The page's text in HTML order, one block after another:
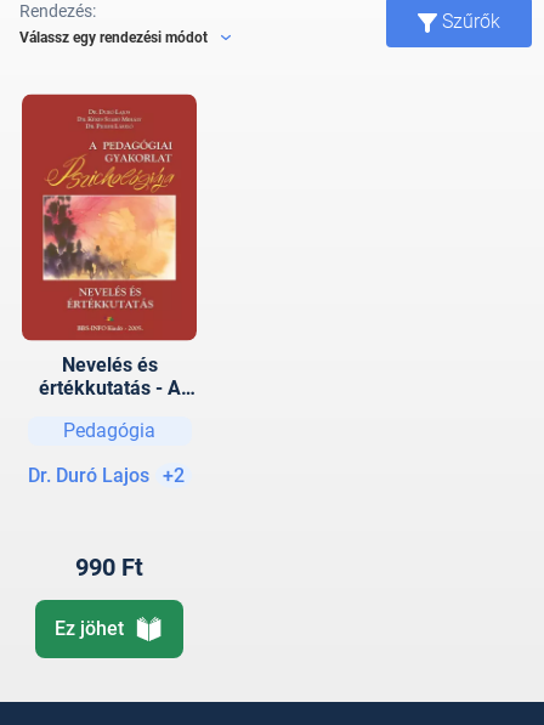
Rendezés:
Válassz egy rendezési módot
Szűrők
Nevelés és
értékkutatás - A
gyakorlat
Pedagógia
Dr. Duró Lajos
+2
990 Ft
Ez jöhet